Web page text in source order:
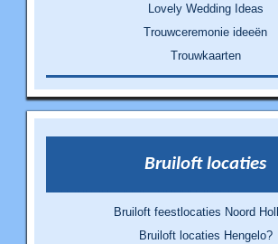
Lovely Wedding Ideas
Trouwceremonie ideeën
Trouwkaarten
Bruiloft locaties
Bruiloft feestlocaties Noord
Bruiloft locaties Hengelo?